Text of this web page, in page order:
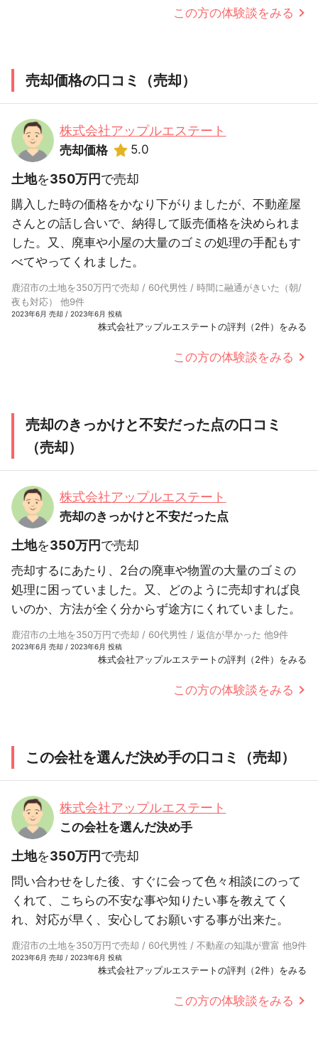
この方の体験談をみる
売却価格の口コミ（売却）
株式会社アップルエステート
売却価格 5.0
土地を350万円で売却
購入した時の価格をかなり下がりましたが、不動産屋
さんとの話し合いで、納得して販売価格を決められま
した。又、廃車や小屋の大量のゴミの処理の手配もす
べてやってくれました。
鹿沼市の土地を350万円で売却 / 60代男性 / 時間に融通がきいた（朝/
夜も対応） 他9件
2023年6月 売却 / 2023年6月 投稿
株式会社アップルエステートの評判（2件）をみる
この方の体験談をみる
売却のきっかけと不安だった点の口コミ
（売却）
株式会社アップルエステート
売却のきっかけと不安だった点
土地を350万円で売却
売却するにあたり、2台の廃車や物置の大量のゴミの
処理に困っていました。又、どのように売却すれば良
いのか、方法が全く分からず途方にくれていました。
鹿沼市の土地を350万円で売却 / 60代男性 / 返信が早かった 他9件
2023年6月 売却 / 2023年6月 投稿
株式会社アップルエステートの評判（2件）をみる
この方の体験談をみる
この会社を選んだ決め手の口コミ（売却）
株式会社アップルエステート
この会社を選んだ決め手
土地を350万円で売却
問い合わせをした後、すぐに会って色々相談にのって
くれて、こちらの不安な事や知りたい事を教えてく
れ、対応が早く、安心してお願いする事が出来た。
鹿沼市の土地を350万円で売却 / 60代男性 / 不動産の知識が豊富 他9件
2023年6月 売却 / 2023年6月 投稿
株式会社アップルエステートの評判（2件）をみる
この方の体験談をみる